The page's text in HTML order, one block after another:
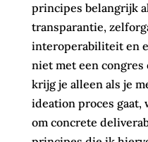
principes belangrijk
transparantie,
interoperabiliteit en
niet met een
krijg je alleen als je
ideation proces gaat,
om concrete